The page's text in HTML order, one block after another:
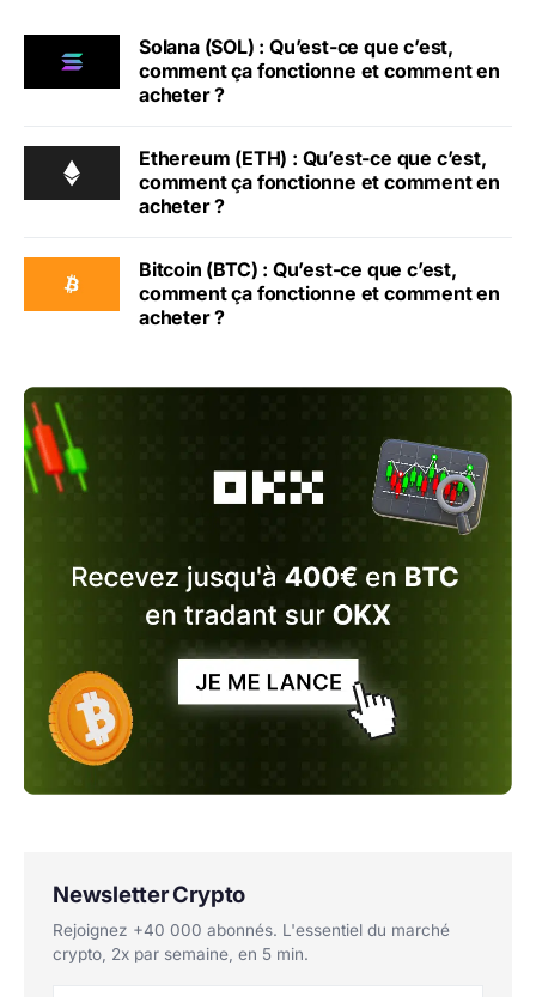
Solana (SOL) : Qu’est-ce que c’est,
comment ça fonctionne et comment en
acheter ?
Ethereum (ETH) : Qu’est-ce que c’est,
comment ça fonctionne et comment en
acheter ?
Bitcoin (BTC) : Qu’est-ce que c’est,
comment ça fonctionne et comment en
acheter ?
Newsletter Crypto
Rejoignez +40 000 abonnés. L'essentiel du marché
crypto, 2x par semaine, en 5 min.